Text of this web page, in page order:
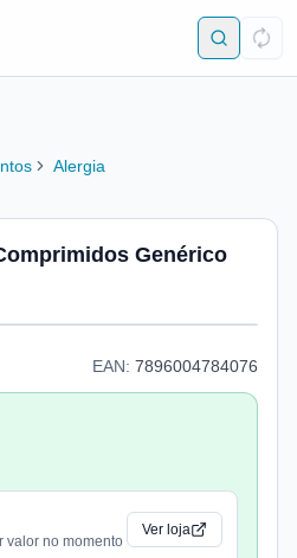
Alergia
Genérico
EAN: 7896004784076
valor no momento
Ver loja